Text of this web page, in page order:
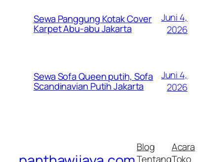
Sewa Panggung Kotak Cover
Karpet Abu-abu Jakarta
Juni 4,
2026
Sewa Sofa Queen putih, Sofa
Scandinavian Putih Jakarta
Juni 4,
2026
Blog
Tentang
Acara
Toko